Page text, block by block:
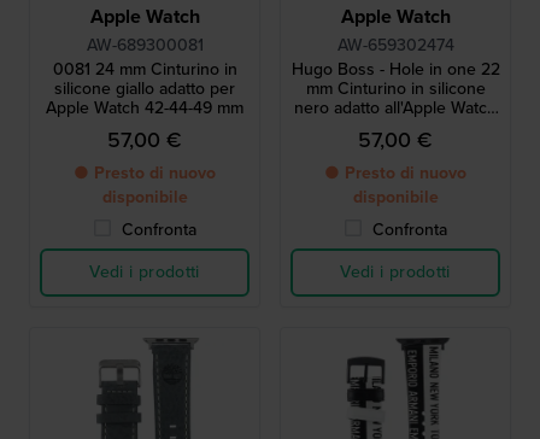
Apple Watch
AW-689300081
0081 24 mm Cinturino in
silicone giallo adatto per
Apple Watch 42-44-49 mm
57,00 €
● Presto di nuovo
disponibile
Confronta
Vedi i prodotti
Apple Watch
AW-659302474
Hugo Boss - Hole in one 22
mm Cinturino in silicone
nero adatto all'Apple Watch
42 mm - misura 2
57,00 €
● Presto di nuovo
disponibile
Confronta
Vedi i prodotti